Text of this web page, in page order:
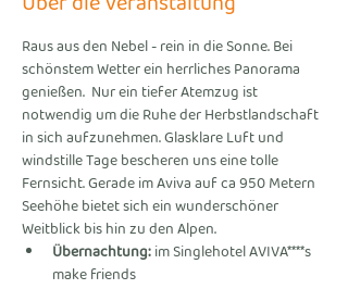
Raus aus den Nebel - rein in die Sonne. Bei
schönstem Wetter ein herrliches Panorama
genießen.  Nur ein tiefer Atemzug ist
notwendig um die Ruhe der Herbstlandschaft
in sich aufzunehmen. Glasklare Luft und
windstille Tage bescheren uns eine tolle
Fernsicht. Gerade im Aviva auf ca 950 Metern
Seehöhe bietet sich ein wunderschöner
Weitblick bis hin zu den Alpen.
Übernachtung: im Singlehotel AVIVA****s
make friends